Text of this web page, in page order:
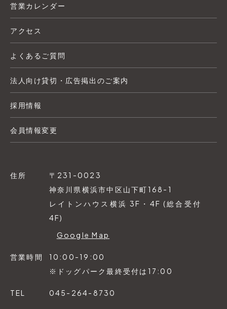
営業カレンダー
アクセス
よくあるご質問
法人向け貸切・広告掲出のご案内
採用情報
会員情報変更
住所
〒231-0023
神奈川県横浜市中区山下町168-1
レイトンハウス横浜 3F・4F (総合受付
4F)
Google Map
営業時間
10:00-19:00
※ドッグパーク最終受付は17:00
TEL 045-264-8730